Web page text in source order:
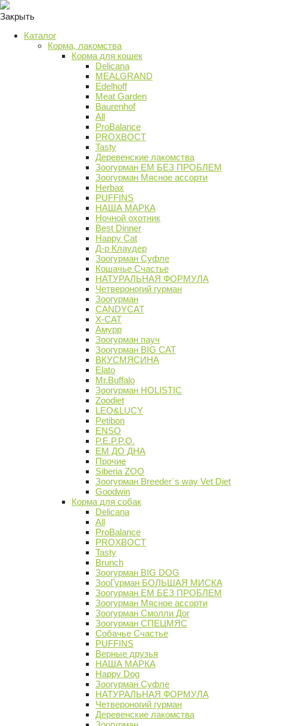
Закрыть
Каталог
Корма, лакомства
Корма для кошек
Delicana
MEALGRAND
Edelhoff
Meat Garden
Baurenhof
All
ProBalance
PROХВОСТ
Tasty
Деревенские лакомства
Зоогурман ЕМ БЕЗ ПРОБЛЕМ
Зоогурман Мясное ассорти
Herbax
PUFFINS
НАША МАРКА
Ночной охотник
Best Dinner
Happy Cat
Д-р Клаудер
Зоогурман Суфле
Кошачье Счастье
НАТУРАЛЬНАЯ ФОРМУЛА
Четвероногий гурман
Зоогурман
CANDYCAT
X-CAT
Амурр
Зоогурман пауч
Зоогурман BIG CAT
ВКУСМЯСИНА
Elato
Mr.Buffalo
Зоогурман HOLISTIC
Zoodiet
LEO&LUCY
Petibon
ENSO
P.E.P.P.O.
ЕМ ДО ДНА
Прочие
Siberia ZOO
Зоогурман Breeder`s way Vet Diet
Goodwin
Корма для собак
Delicana
All
ProBalance
PROХВОСТ
Tasty
Brunch
Зоогурман BIG DOG
ЗооГурман БОЛЬШАЯ МИСКА
Зоогурман ЕМ БЕЗ ПРОБЛЕМ
Зоогурман Мясное ассорти
Зоогурман Смолли Дог
Зоогурман СПЕЦМЯС
Собачье Счастье
PUFFINS
Верные друзья
НАША МАРКА
Happy Dog
Зоогурман Суфле
НАТУРАЛЬНАЯ ФОРМУЛА
Четвероногий гурман
Деревенские лакомства